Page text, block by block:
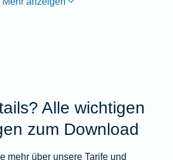
Alle wichtigen
zum Download
mehr über unsere Tarife und